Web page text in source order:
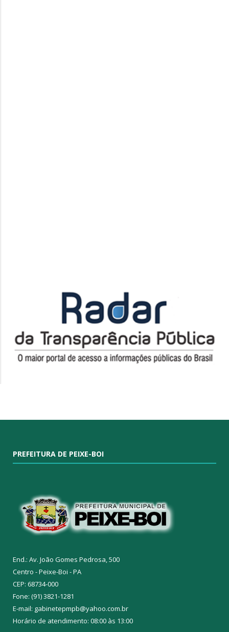
PREFEITURA DE PEIXE-BOI
End.: Av. João Gomes Pedrosa, 500
Centro - Peixe-Boi - PA
CEP: 68734-000
Fone: (91) 3821-1281
E-mail: gabinetepmpb@yahoo.com.br
Horário de atendimento: 08:00 às 13:00